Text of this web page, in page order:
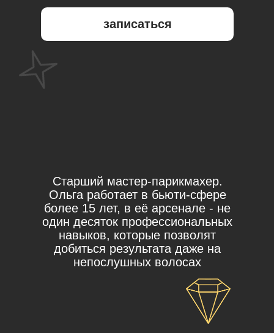
записаться
Старший мастер-парикмахер.
Ольга работает в бьюти-сфере
более 15 лет, в её арсенале - не
один десяток профессиональных
навыков, которые позволят
добиться результата даже на
непослушных волосах